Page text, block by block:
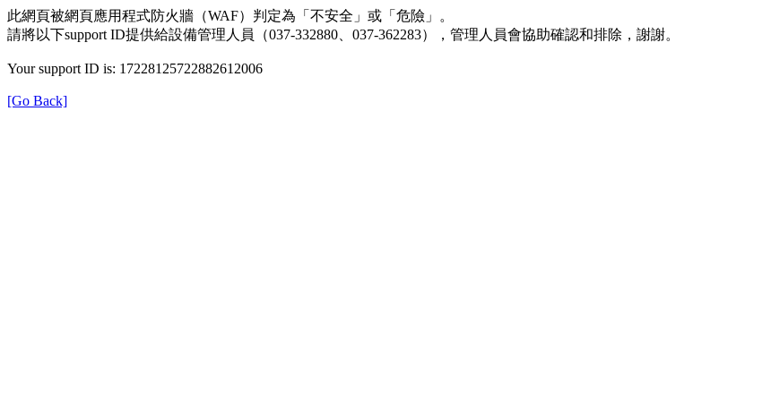
此網頁被網頁應用程式防火牆（WAF）判定為「不安全」或「危險」。
請將以下support ID提供給設備管理人員（037-332880、037-362283），管理人員會協助確認和排除，謝謝。
Your support ID is: 17228125722882612006
[Go Back]